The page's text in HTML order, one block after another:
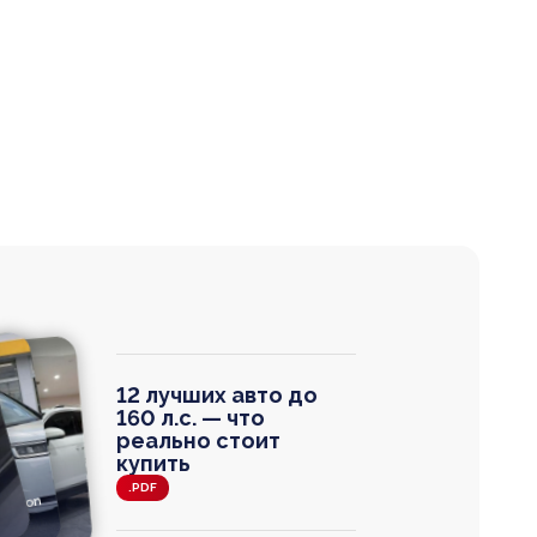
12 лучших авто до
160 л.с. — что
реально стоит
купить
.PDF